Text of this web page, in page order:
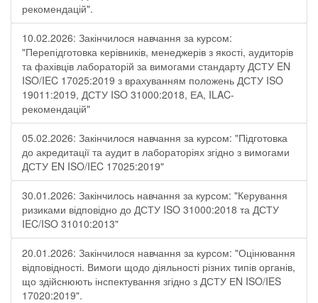
рекомендацій".
10.02.2026: Закінчилося навчання за курсом:
"Перепідготовка керівників, менеджерів з якості, аудиторів
та фахівців лабораторій за вимогами стандарту ДСТУ EN
ISO/IEC 17025:2019 з врахуванням положень ДСТУ ISO
19011:2019, ДСТУ ISO 31000:2018, ЕА, ILAC-
рекомендацій"
05.02.2026: Закінчилося навчання за курсом: "Підготовка
до акредитації та аудит в лабораторіях згідно з вимогами
ДСТУ EN ISO/IEC 17025:2019"
30.01.2026: Закінчилось навчання за курсом: "Керування
ризиками відповідно до ДСТУ ISO 31000:2018 та ДСТУ
IEC/ISO 31010:2013"
20.01.2026: Закінчилося навчання за курсом: "Оцінювання
відповідності. Вимоги щодо діяльності різних типів органів,
що здійснюють інспектування згідно з ДСТУ ЕN ISO/IES
17020:2019".